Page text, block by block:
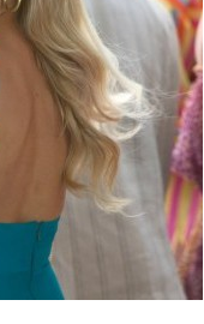
，除了拿下最佳導演